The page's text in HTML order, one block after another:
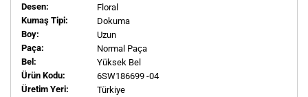
Desen:
Floral
Kumaş Tipi:
Dokuma
Boy:
Uzun
Paça:
Normal Paça
Bel:
Yüksek Bel
Ürün Kodu:
6SW186699 -04
Üretim Yeri:
Türkiye